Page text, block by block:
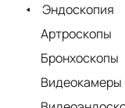
Эндоскопия
Артроскопы
Бронхоскопы
Видеокамеры